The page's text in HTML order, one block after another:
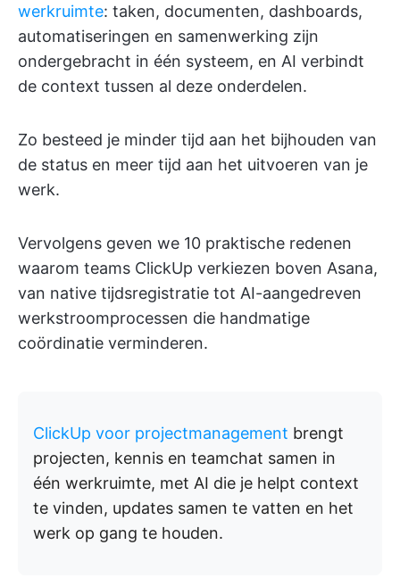
werkruimte: taken, documenten, dashboards,
automatiseringen en samenwerking zijn
ondergebracht in één systeem, en AI verbindt
de context tussen al deze onderdelen.
Zo besteed je minder tijd aan het bijhouden van
de status en meer tijd aan het uitvoeren van je
werk.
Vervolgens geven we 10 praktische redenen
waarom teams ClickUp verkiezen boven Asana,
van native tijdsregistratie tot AI-aangedreven
werkstroomprocessen die handmatige
coördinatie verminderen.
ClickUp voor projectmanagement brengt
projecten, kennis en teamchat samen in
één werkruimte, met AI die je helpt context
te vinden, updates samen te vatten en het
werk op gang te houden.